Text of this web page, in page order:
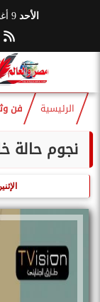
الأحد 9 أغسطس 2026
الرئيسية فن
نجوم حالة